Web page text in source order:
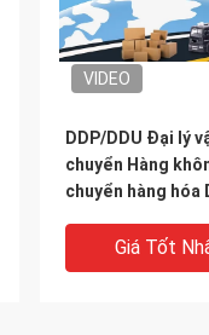
VIDEO
DDP/DDU Đại lý
chuyển Hàng
chuyển hàng hóa
Hoa Kỳ Việt Nam
Ả Rập Saudi
Giá Tốt